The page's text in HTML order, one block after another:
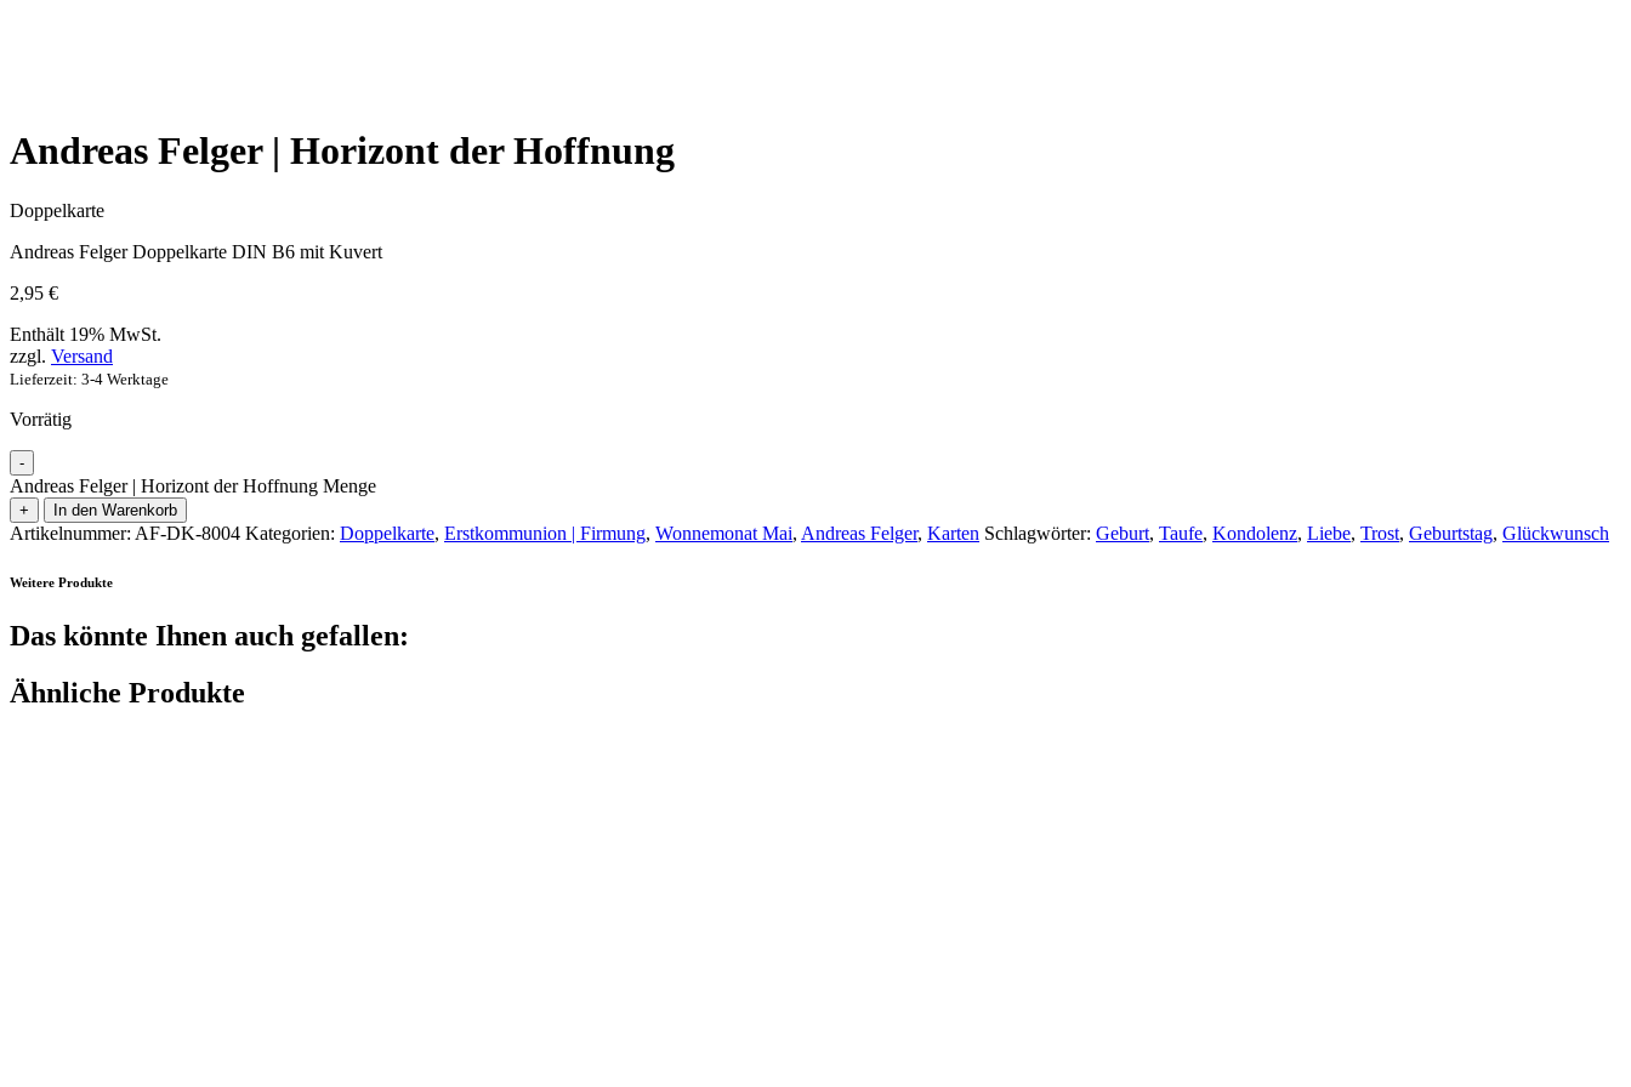
Andreas Felger | Horizont der Hoffnung
Doppelkarte
Andreas Felger Doppelkarte DIN B6 mit Kuvert
2,95 €
Enthält 19% MwSt.
zzgl. Versand
Lieferzeit: 3-4 Werktage
Vorrätig
-
Andreas Felger | Horizont der Hoffnung Menge
+ In den Warenkorb
Artikelnummer: AF-DK-8004 Kategorien: Doppelkarte, Erstkommunion | Firmung, Wonnemonat Mai, Andreas Felger, Karten Schlagwörter: Geburt, Taufe, Kondolenz, Liebe, Trost, Geburtstag, Glückwunsch
Weitere Produkte
Das könnte Ihnen auch gefallen:
Ähnliche Produkte